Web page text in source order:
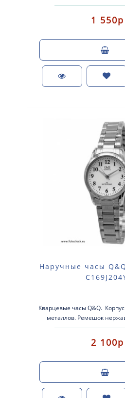
латунь с
минеральное..
1 550р
Наручные часы
Кварцевые часы Q&Q.
металлов. Ремешок
Брызгозащитные
2 100р